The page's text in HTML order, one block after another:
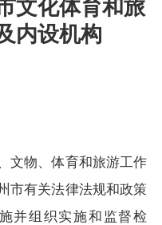
文化体育和旅
内设机构
物、体育和旅游工作
市有关法律法规和政策
并组织实施和监督检